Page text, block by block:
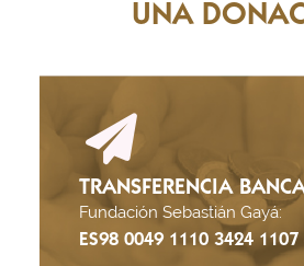
UNA
TRANSFERENCIA
Fundación Sebastián Gayá:
ES98 0049 1110 3424 1107